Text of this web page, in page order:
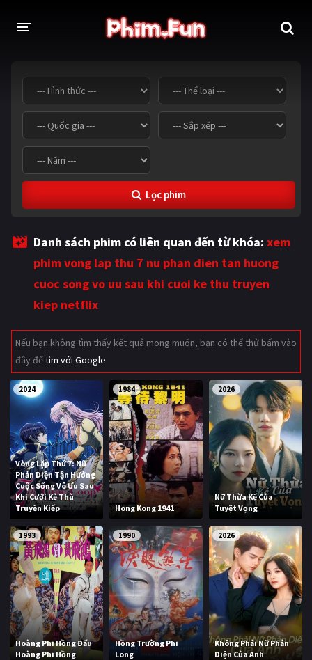
THỂ LOẠI
Thần thoại - Cổ trang Hành động
Tâm lý Chiến tranh
Võ thuật - Kiếm hiệp
Tội phạm - Hình sự
Viễn tưởng Khoa học - Tài liệu
Hoạt hình Thể thao
Tình cảm - Lãng mạn
Giật gân Gia đình
Bí ẩn
Viễn Tây Tiểu sử
GameShow DramaTV
QUỐC GIA
Âu - Mỹ Trung Quốc - Hồng Kông
Hàn Quốc Nhật Bản
Ấn Độ Việt Nam
Tổng hợp
CẬP NHẬT
PHIM MỚI
Lọc phim
Danh sách phim có liên quan đến từ khóa: xem
phim vong lap thu 7 nu phan dien tan huong
cuoc song vo uu sau khi cuoi ke thu truyen
kiep netflix
Nếu bạn không tìm thấy kết quả mong muốn, bạn có thể thử bấm vào
đây đểtìm với Google
2024
Vòng Lặp Thứ 7: Nữ
Phản Diện Tận Hưởng
Cuộc Sống Vô Ưu Sau
Khi Cưới Kẻ Thù
Truyền Kiếp
1984
Hong Kong 1941
2026
Nữ Thừa Kế Của
Tuyệt Vọng
1993
Hoàng Phi Hồng Đấu
Hoàng Phi Hồng
1990
Hồng Trường Phi
Long
2026
Không Phải Nữ Phản
Diện Của Anh